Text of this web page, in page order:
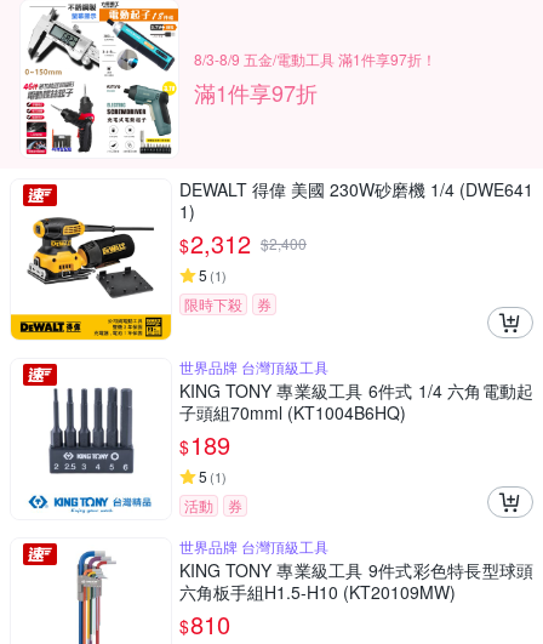
8/3-8/9 五金/電動工具 滿1件享97折！
滿1件享97折
DEWALT 得偉 美國 230W砂磨機 1/4 (DWE641
1)
$2,312 $2,400
5 (1)
限時下殺 券
世界品牌 台灣頂級工具
KING TONY 專業級工具 6件式 1/4 六角電動起
子頭組70mml (KT1004B6HQ)
$189
5 (1)
活動
券
世界品牌 台灣頂級工具
KING TONY 專業級工具 9件式彩色特長型球頭
六角板手組H1.5-H10 (KT20109MW)
$810